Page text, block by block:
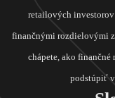
retailových
finančnými rozdielovými
chápete, ako
podstúpiť